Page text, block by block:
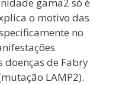
gama2 só é
o motivo das
no
doenças de Fabry
LAMP2).